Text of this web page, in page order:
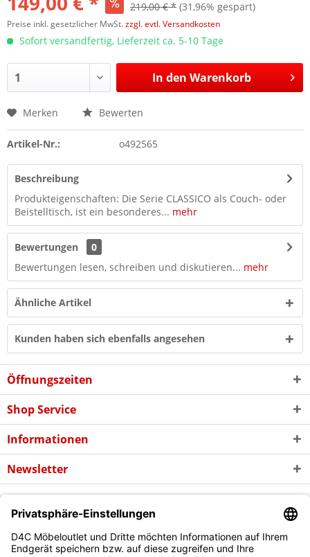
219,00 € * (31,96% gespart)
Preise inkl. gesetzlicher MwSt.zzgl. evtl. Versandkosten
Sofort versandfertig, Lieferzeit ca. 5-10 Tage
In den Warenkorb
Merken Bewerten
Artikel-Nr.: o492565
Beschreibung
Produkteigenschaften: Die Serie CLASSICO als Couch- oder
Beistelltisch, ist ein besonderes... mehr
Bewertungen
0
Bewertungen lesen, schreiben und diskutieren... mehr
Ähnliche Artikel
Kunden haben sich ebenfalls angesehen
Öffnungszeiten
Shop Service
Informationen
Newsletter
* Alle Preise inkl. gesetzl. Mehrwertsteuer zzgl. evtl.
und
ggf. Nachnahmegebühren, wenn nicht anders beschrieben
Copyright © d4c Möbel Outlet - Alle Rechte vorbehalten